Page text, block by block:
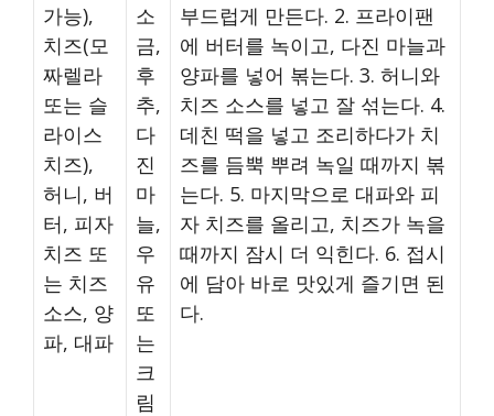
가능),
치즈(모
짜렐라
또는 슬
라이스
치즈),
허니, 버
터, 피자
치즈 또
는 치즈
소스, 양
파, 대파
소
금,
후
추,
다
진
마
늘,
우
유
또
는
크
림
부드럽게 만든다. 2. 프라이팬
에 버터를 녹이고, 다진 마늘과
양파를 넣어 볶는다. 3. 허니와
치즈 소스를 넣고 잘 섞는다. 4.
데친 떡을 넣고 조리하다가 치
즈를 듬뿍 뿌려 녹일 때까지 볶
는다. 5. 마지막으로 대파와 피
자 치즈를 올리고, 치즈가 녹을
때까지 잠시 더 익힌다. 6. 접시
에 담아 바로 맛있게 즐기면 된
다.